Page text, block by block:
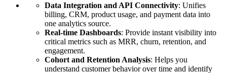
Data Integration and API Connectivity: Unifies
billing, CRM, product usage, and payment data into
one analytics source.
Real-time Dashboards: Provide instant visibility into
critical metrics such as MRR, churn, retention, and
engagement.
Cohort and Retention Analysis: Helps you
understand customer behavior over time and identify